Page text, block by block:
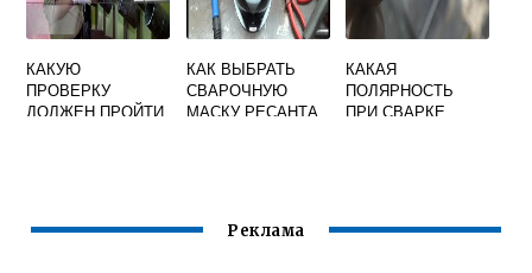
КАКУЮ
ПРОВЕРКУ
ДОЛЖЕН ПРОЙТИ
КАК ВЫБРАТЬ
СВАРОЧНУЮ
МАСКУ РЕСАНТА
КАКАЯ
ПОЛЯРНОСТЬ
ПРИ СВАРКЕ
Реклама